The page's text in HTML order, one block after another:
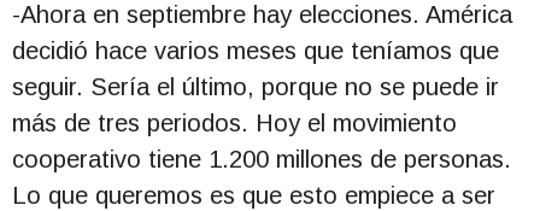
-Ahora en septiembre hay elecciones. América
decidió hace varios meses que teníamos que
seguir. Sería el último, porque no se puede ir
más de tres periodos. Hoy el movimiento
cooperativo tiene 1.200 millones de personas.
Lo que queremos es que esto empiece a ser